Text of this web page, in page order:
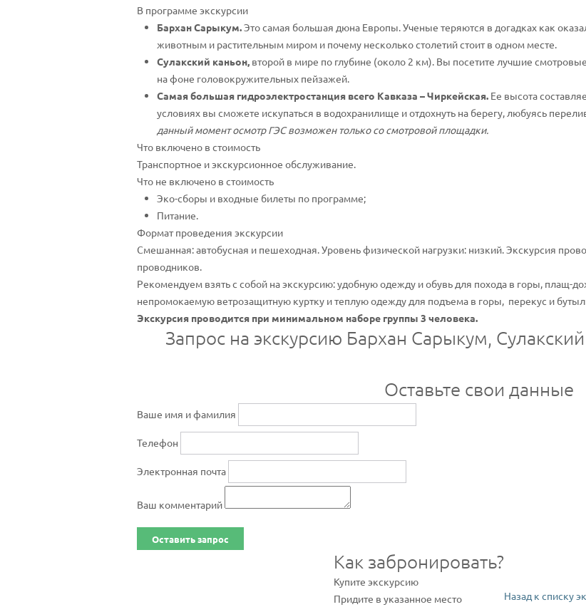
В программе экскурсии
Бархан Сарыкум.Это самая большая дюна Европы. Ученые теряются в догадках как
животным и растительным миром и почему несколько столетий стоит в одном месте.
Сулакский каньон, второй в мире по глубине (около 2 км). Вы посетите лучшие
на фоне головокружительных пейзажей.
Самая большая гидроэлектростанция всего Кавказа – Чиркейская. Ее высота
условиях вы сможете искупаться в водохранилище и отдохнуть на берегу, любуясь
данный момент осмотр ГЭС возможен только со смотровой площадки.
Что включено в стоимость
Транспортное и экскурсионное обслуживание.
Что не включено в стоимость
Эко-сборы и входные билеты по программе;
Питание.
Формат проведения экскурсии
Смешанная: автобусная и пешеходная. Уровень физической нагрузки: низкий. Экскурсия
проводников.
Рекомендуем взять с собой на экскурсию: удобную одежду и обувь для похода в горы, плащ-
непромокаемую ветрозащитную куртку и теплую одежду для подъема в горы, перекус и
Экскурсия проводится при минимальном наборе группы 3 человека.
Запрос на экскурсию Бархан Сарыкум,
Оставьте свои данные
Ваше имя и фамилия
Телефон
Электронная почта
Ваш комментарий
Оставить запрос
Как забронировать?
Купите экскурсию
Придите в указанное место
Назад к списку